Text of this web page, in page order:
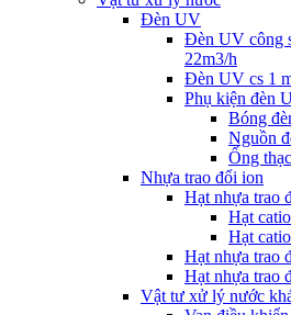
Đèn UV
Đèn UV công
22m3/h
Đèn UV cs 1
Phụ kiện đèn
Bóng
Nguồn
Ống
Nhựa trao đổi ion
Hạt nhựa trao
Hạt
Hạt
Hạt nhựa trao
Hạt nhựa trao
Vật tư xử lý nước